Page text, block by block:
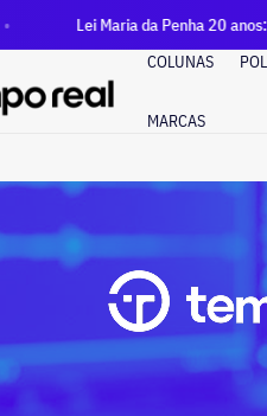
da Penha 20 anos: estado do
COLUNAS
MARCAS